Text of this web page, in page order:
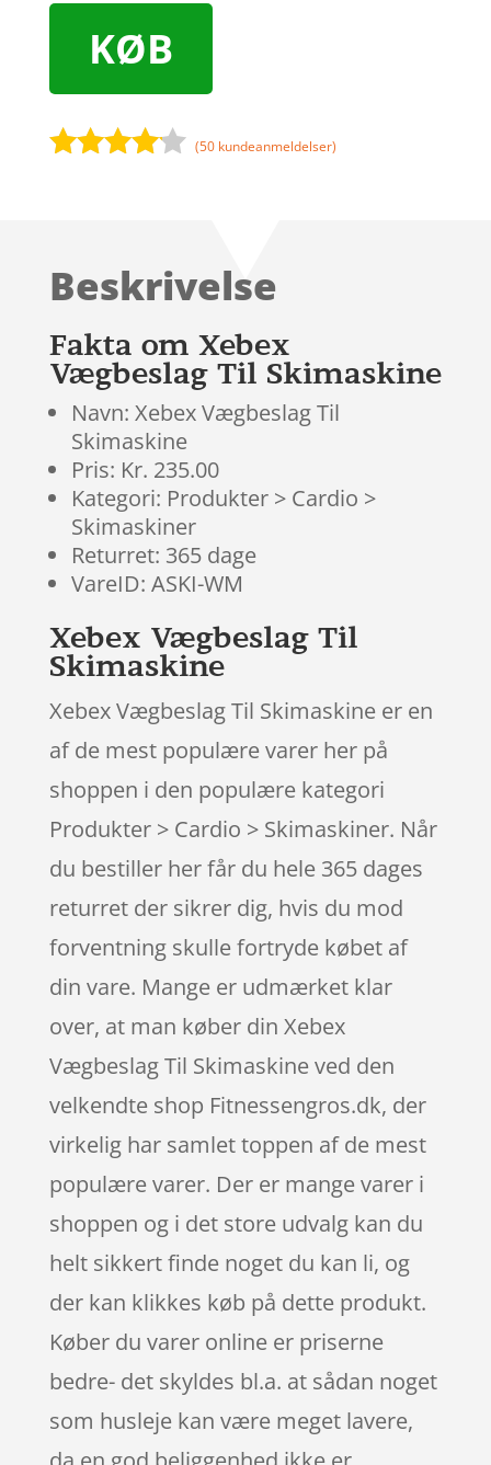
KØB
på
ømmels
er
(50 kundeanmeldelser)
Beskrivelse
Fakta om Xebex
Vægbeslag Til Skimaskine
Navn: Xebex Vægbeslag Til
Skimaskine
Pris: Kr. 235.00
Kategori: Produkter > Cardio >
Skimaskiner
Returret: 365 dage
VareID: ASKI-WM
Xebex Vægbeslag Til
Skimaskine
Xebex Vægbeslag Til Skimaskine er en
af de mest populære varer her på
shoppen i den populære kategori
Produkter > Cardio > Skimaskiner. Når
du bestiller her får du hele 365 dages
returret der sikrer dig, hvis du mod
forventning skulle fortryde købet af
din vare. Mange er udmærket klar
over, at man køber din Xebex
Vægbeslag Til Skimaskine ved den
velkendte shop Fitnessengros.dk, der
virkelig har samlet toppen af de mest
populære varer. Der er mange varer i
shoppen og i det store udvalg kan du
helt sikkert finde noget du kan li, og
der kan klikkes køb på dette produkt.
Køber du varer online er priserne
bedre- det skyldes bl.a. at sådan noget
som husleje kan være meget lavere,